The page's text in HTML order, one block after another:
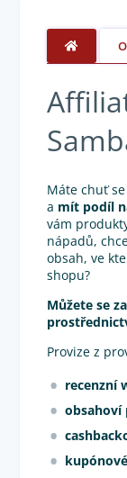
Máte chuť
a mít podíl
vám
nápadů,
obsah, ve
shopu?
Můžete se
Provize z
recenzní
obsahoví